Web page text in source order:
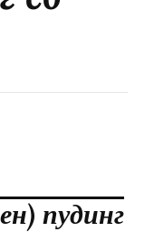
пудинг